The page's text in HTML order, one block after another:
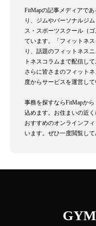
FitMapの記事メディアで
り、ジムやパーソナルジ
ス・スポーツスクール（
ています。「フィットネ
り、話題のフィットネス
トネスコラムまで配信して
さらに皆さまのフィット
度からサービスを運営して
事務を探すならFitMapか
込めます。お住まいの近
おすすめのオンラインフ
います。ぜひ一度閲覧して